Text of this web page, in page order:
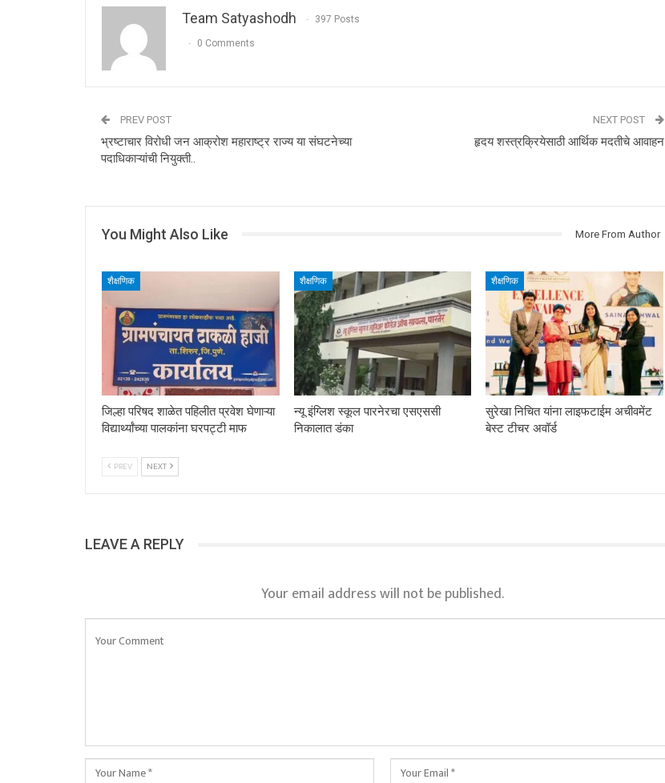
Team Satyashodh 397 Posts
0 Comments
PREV POST
भ्रष्टाचार विरोधी जन आक्रोश महाराष्ट्र राज्य या संघटनेच्या
पदाधिकाऱ्यांची नियुक्ती..
NEXT POST
हृदय शस्त्रक्रियेसाठी आर्थिक मदतीचे आवाहन
You Might Also Like More From Author
शैक्षणिक
जिल्हा परिषद शाळेत पहिलीत प्रवेश घेणाऱ्या
विद्यार्थ्यांच्या पालकांना घरपट्टी माफ
शैक्षणिक
न्यू इंग्लिश स्कूल पारनेरचा एसएससी
निकालात डंका
शैक्षणिक
सुरेखा निचित यांना लाइफटाईम अचीवमेंट
बेस्ट टीचर अवॉर्ड
PREV NEXT
LEAVE A REPLY
Your email address will not be published.